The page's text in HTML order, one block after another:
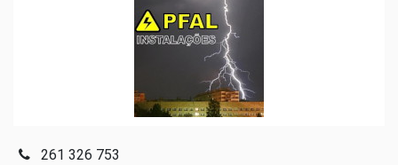
261 326 753